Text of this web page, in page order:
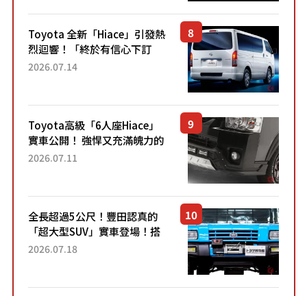
「三...
Toyota 全新「Hiace」引發熱
烈迴響！「終於有信心下訂
了！」「哪個等級交車最
車？...
2026.07.14
Toyota高級「6人座Hiace」
實車公開！ 強悍又充滿魄力的
「全黑設計」搭配特別「豪華
2026.07.11
全長超過5公尺！豐田認真的
「超大型SUV」實車登場！搭
載後輪也會轉向的「四輪轉
「Mega C...
2026.07.18